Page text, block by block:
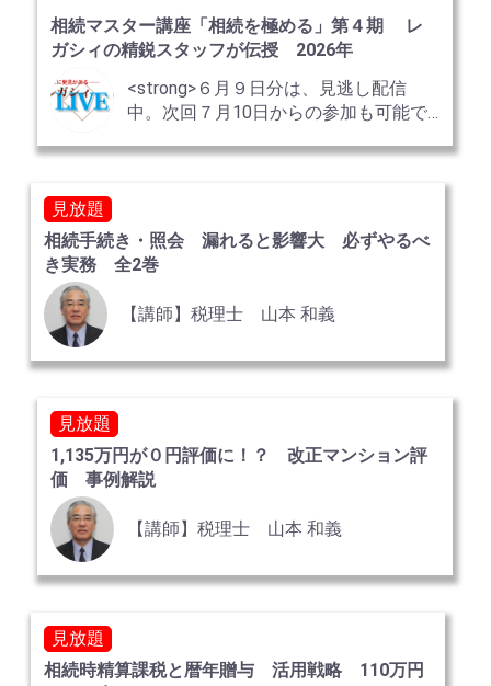
相続マスター講座「相続を極める」第４期 レ
ガシィの精鋭スタッフが伝授 2026年
<strong>６月９日分は、見逃し配信
中。次回７月10日からの参加も可能で
見放題
相続手続き・照会 漏れると影響大 必ずやるべ
き実務 全2巻
【講師】税理士 山本 和義
見放題
1,135万円が０円評価に！？ 改正マンション評
価 事例解説
【講師】税理士 山本 和義
見放題
相続時精算課税と暦年贈与 活用戦略 110万円